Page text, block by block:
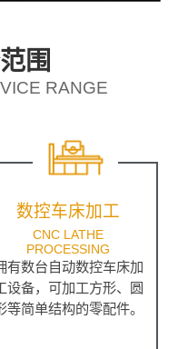
围
RANGE
数控车床加工
CNC LATHE
PROCESSING
有数台自动数控车床加
设备，可加工方形、圆
等简单结构的零配件。